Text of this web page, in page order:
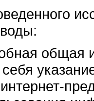
общая